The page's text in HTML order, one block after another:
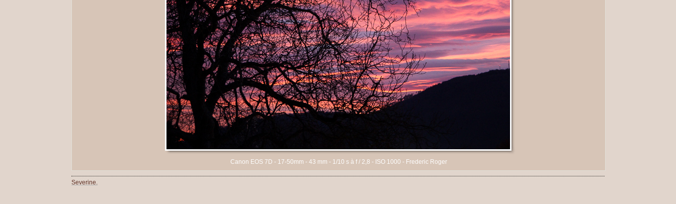
Canon EOS 7D - 17-50mm - 43 mm - 1/10 s à f / 2,8 - ISO 1000 - Frederic Roger
Severine.